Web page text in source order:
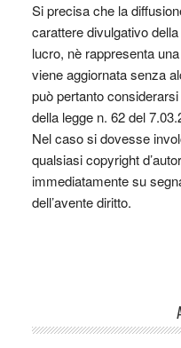
Si precisa che la
carattere divulgativo
lucro, nè rappresenta
viene aggiornata senza
può pertanto
della legge n. 62 del
Nel caso si dovesse
qualsiasi copyright
immediatamente su
dell’avente diritto.